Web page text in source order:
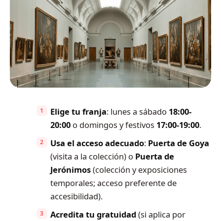
Elige tu franja: lunes a sábado 18:00-
20:00o domingos y festivos 17:00-19:00.
Usa el acceso adecuado: Puerta de Goya
(visita a la colección) o Puerta de
Jerónimos(colección y exposiciones
temporales; acceso preferente de
accesibilidad).
Acredita tu gratuidad(si aplica por